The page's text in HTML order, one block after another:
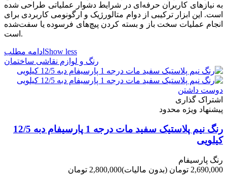
به نیازهای کاربران حرفه‌ای در شرایط دشوار عملیاتی طراحی شده
است. این ابزار ترکیبی از دوام متالورژیک و ارگونومی کاربردی برای
انجام عملیات سخت باز و بسته کردن پیچ‌های فرسوده یا سفت‌شده
است.
ادامه مطلب Show less
رنگ و لوازم نقاشی ساختمان
دوست داشتن
اشتراک گذاری
پیشنهاد ویژه محدود
رنگ نیم پلاستیک سفید مات درجه 1 پارسیفام دبه 12/5
کیلویی
رنگ پارسیفام
2,690,000 تومان
(بدون مالیات)2,800,000 تومان